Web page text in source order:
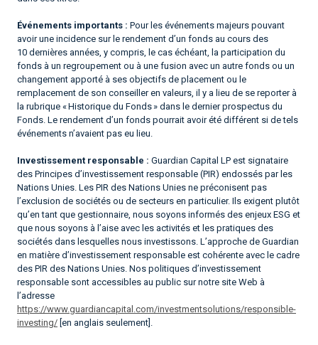
Événements importants : Pour les événements majeurs pouvant
avoir une incidence sur le rendement d’un fonds au cours des
10 dernières années, y compris, le cas échéant, la participation du
fonds à un regroupement ou à une fusion avec un autre fonds ou un
changement apporté à ses objectifs de placement ou le
remplacement de son conseiller en valeurs, il y a lieu de se reporter à
la rubrique « Historique du Fonds » dans le dernier prospectus du
Fonds. Le rendement d’un fonds pourrait avoir été différent si de tels
événements n’avaient pas eu lieu.
Investissement responsable : Guardian Capital LP est signataire
des Principes d’investissement responsable (PIR) endossés par les
Nations Unies. Les PIR des Nations Unies ne préconisent pas
l’exclusion de sociétés ou de secteurs en particulier. Ils exigent plutôt
qu’en tant que gestionnaire, nous soyons informés des enjeux ESG et
que nous soyons à l’aise avec les activités et les pratiques des
sociétés dans lesquelles nous investissons. L’approche de Guardian
en matière d’investissement responsable est cohérente avec le cadre
des PIR des Nations Unies. Nos politiques d’investissement
responsable sont accessibles au public sur notre site Web à
l’adresse
https://www.guardiancapital.com/investmentsolutions/responsible-
investing/ [en anglais seulement].